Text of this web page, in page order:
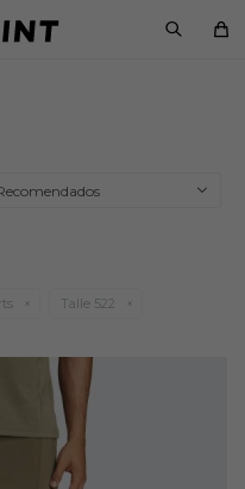
Talle 522